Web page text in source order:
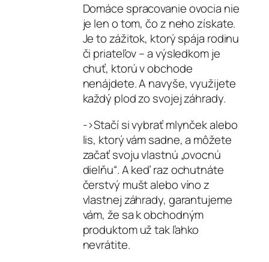
Domáce spracovanie ovocia nie
je len o tom, čo z neho získate.
Je to zážitok, ktorý spája rodinu
či priateľov – a výsledkom je
chuť, ktorú v obchode
nenájdete. A navyše, využijete
každý plod zo svojej záhrady.
->Stačí si vybrať mlynček alebo
lis, ktorý vám sadne, a môžete
začať svoju vlastnú „ovocnú
dielňu“. A keď raz ochutnáte
čerstvý mušt alebo víno z
vlastnej záhrady, garantujeme
vám, že sa k obchodným
produktom už tak ľahko
nevrátite.